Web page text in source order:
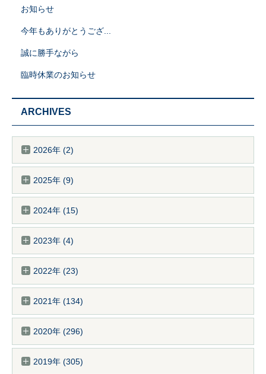
お知らせ
今年もありがとうござ...
誠に勝手ながら
臨時休業のお知らせ
ARCHIVES
2026年 (2)
2025年 (9)
2024年 (15)
2023年 (4)
2022年 (23)
2021年 (134)
2020年 (296)
2019年 (305)